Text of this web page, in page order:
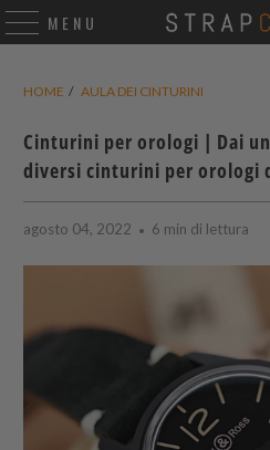
MENU
HOME / AULA DEI CINTURINI
Cinturini per orologi | Dai
diversi cinturini per orologi
agosto 04, 2022 6 min di lettura